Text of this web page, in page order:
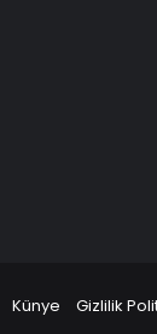
Künye Gizlilik